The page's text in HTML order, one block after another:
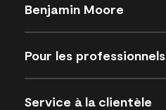
Benjamin Moore
Pour les professionnels
Service à la clientèle